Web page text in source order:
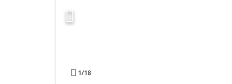
1/18